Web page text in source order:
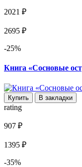
2021 ₽
2695 ₽
-25%
Книга «Сосновые
Купить В закладки
rating
907 ₽
1395 ₽
-35%